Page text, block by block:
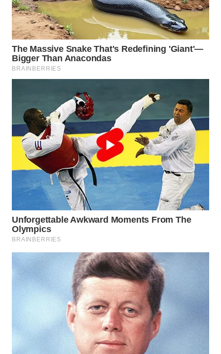
LANGKAT
WN
TAPANULI
SELATAN
WN
WN
KARO
WN
SIMALUNGUN
WN
LABUHANBATU
WN
TAPANULI
TENGAH
WN DELI
SERDANG